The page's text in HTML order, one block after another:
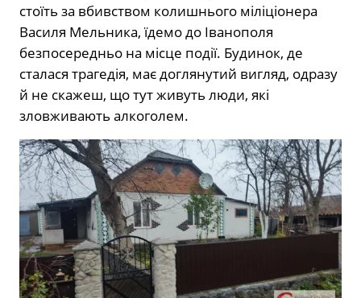
стоїть за вбивством колишнього міліціонера
Василя Мельника, їдемо до Іванополя
безпосередньо на місце події. Будинок, де
сталася трагедія, має доглянутий вигляд, одразу
й не скажеш, що тут живуть люди, які
зловживають алкоголем.